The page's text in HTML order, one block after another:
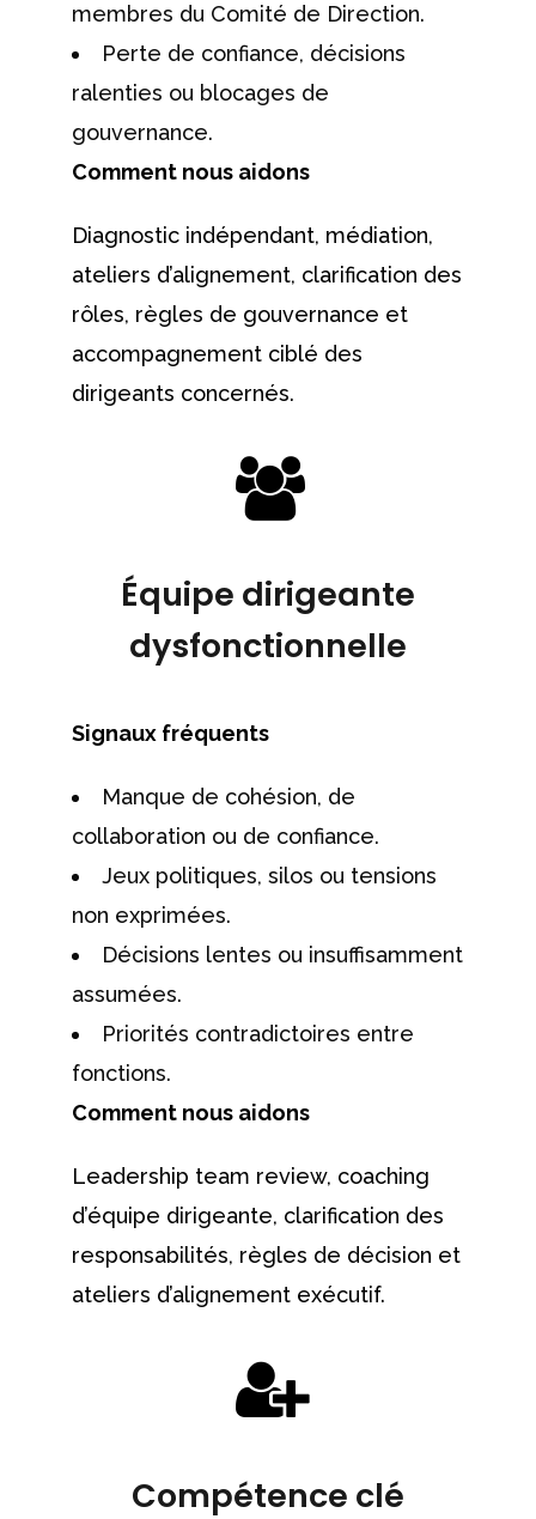
membres du Comité de Direction.
Perte de confiance, décisions
ralenties ou blocages de
gouvernance.
Comment nous aidons
Diagnostic indépendant, médiation,
ateliers d’alignement, clarification des
rôles, règles de gouvernance et
accompagnement ciblé des
dirigeants concernés.
Équipe dirigeante
dysfonctionnelle
Signaux fréquents
Manque de cohésion, de
collaboration ou de confiance.
Jeux politiques, silos ou tensions
non exprimées.
Décisions lentes ou insuffisamment
assumées.
Priorités contradictoires entre
fonctions.
Comment nous aidons
Leadership team review, coaching
d’équipe dirigeante, clarification des
responsabilités, règles de décision et
ateliers d’alignement exécutif.
Compétence clé